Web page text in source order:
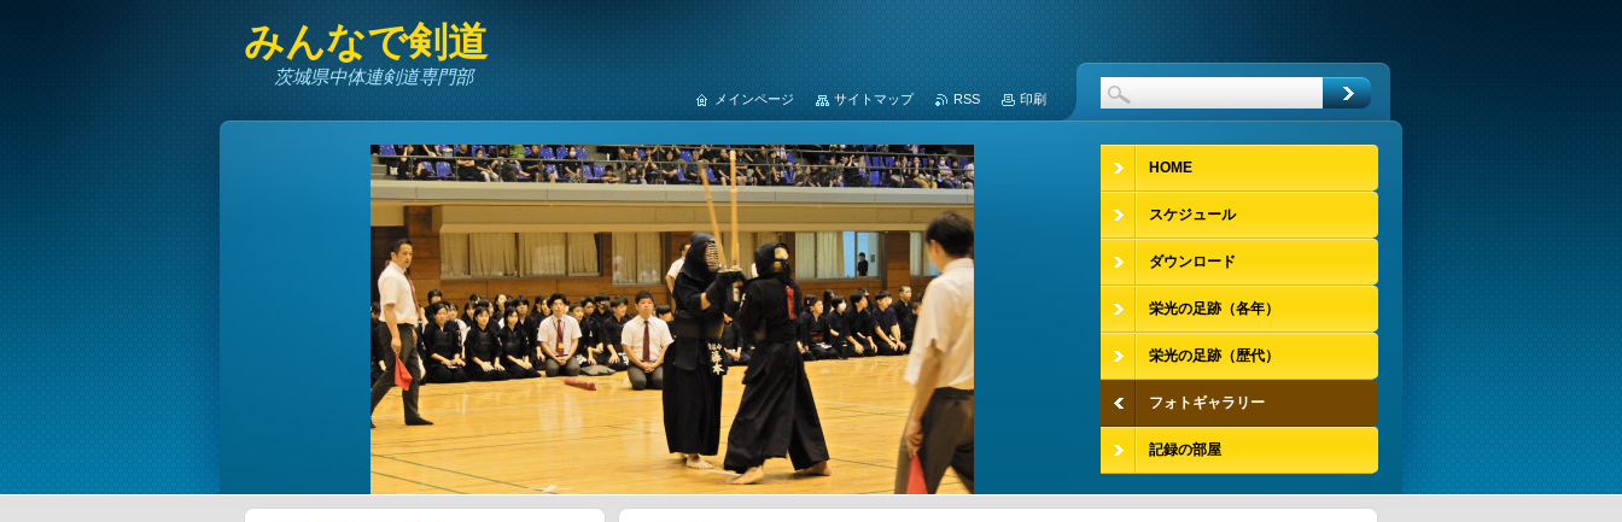
みんなで剣道
茨城県中体連剣道専門部
HOME
スケジュール
ダウンロード
栄光の足跡（各年）
栄光の足跡（歴代）
フォトギャラリー
記録の部屋
メインページ サイトマップ RSS 印刷